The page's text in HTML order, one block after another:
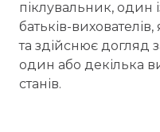
піклувальник, один
батьків-
та здійснює догляд
один або декілька
станів.